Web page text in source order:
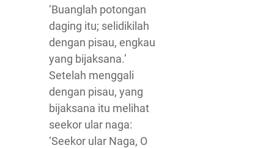
‘Buanglah potongan
daging itu; selidikilah
dengan pisau, engkau
yang bijaksana.’
Setelah menggali
dengan pisau, yang
bijaksana itu melihat
seekor ular naga:
‘Seekor ular Naga, O